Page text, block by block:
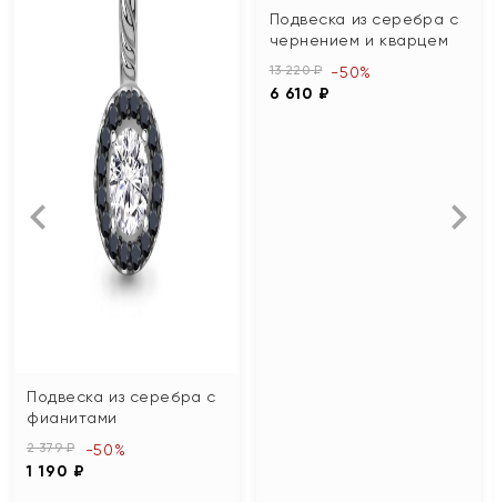
Подвеска из серебра с
фианитами
2 379 ₽
1 190 ₽
-50%
Подвеска из серебра с
чернением и кварцем
13 220 ₽
6 610 ₽
-50%